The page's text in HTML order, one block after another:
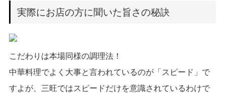
実際にお店の方に聞いた旨さの秘訣
こだわりは本場同様の調理法！
中華料理でよく大事と言われているのが「スピード」で
すよが、三旺ではスピードだけを意識されているわけで